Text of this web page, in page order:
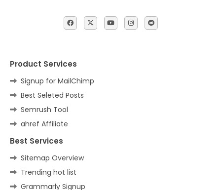
Product Services
Signup for MailChimp
Best Seleted Posts
Semrush Tool
ahref Affiliate
Best Services
Sitemap Overview
Trending hot list
Grammarly Signup